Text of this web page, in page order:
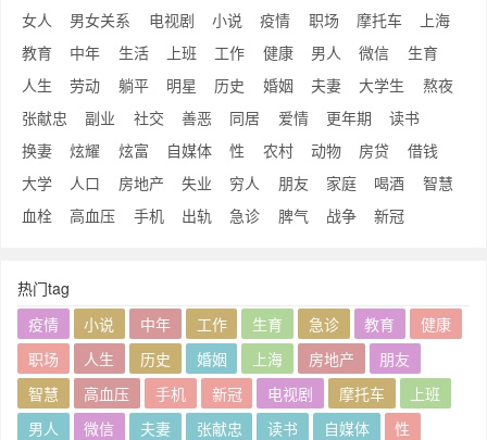
女人
男女关系 电视剧 小说 疫情 职场 摩托车
上海
教育
中年 生活 上班 工作 健康 男人 微信
生育
人生
劳动 躺平 明星 历史 婚姻 夫妻 大学生
熬夜
张献忠
副业 社交 善恶 同居 爱情 更年期
读书
换妻
炫耀 炫富 自媒体 性 农村 动物 房贷
借钱
大学
人口 房地产 失业 穷人 朋友 家庭 喝酒
智慧
血栓
高血压 手机 出轨 急诊 脾气 战争 新冠
热门tag
疫情
小说 中年 工作 生育 急诊 教育
健康
职场
人生 历史 婚姻 上海 房地产
朋友
智慧
高血压 手机 新冠 电视剧 摩托车
上班
男人
微信 夫妻 张献忠 读书 自媒体
性